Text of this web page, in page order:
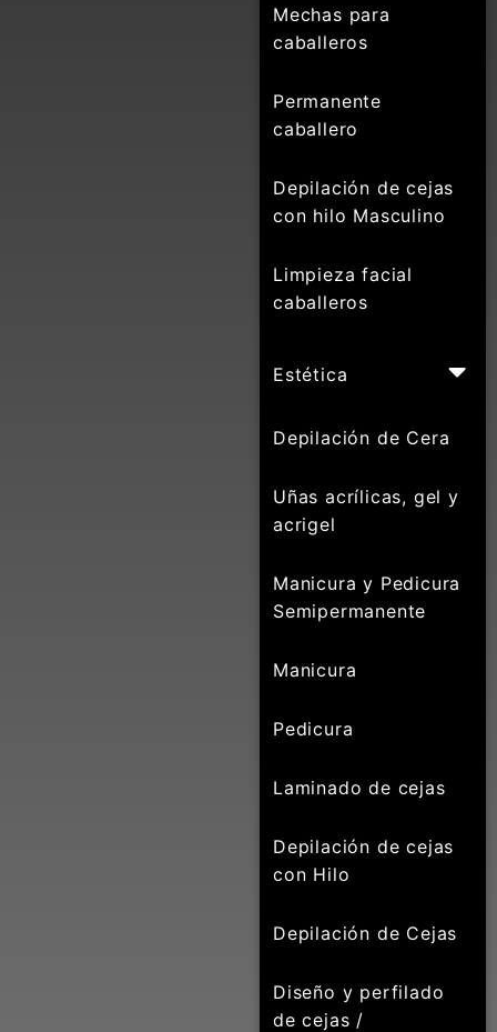
Mechas para
caballeros
Permanente
caballero
Depilación de cejas
con hilo Masculino
Limpieza facial
caballeros
Estética
Depilación de Cera
Uñas acrílicas, gel y
acrigel
Manicura y Pedicura
Semipermanente
Manicura
Pedicura
Laminado de cejas
Depilación de cejas
con Hilo
Depilación de Cejas
Diseño y perfilado
de cejas /